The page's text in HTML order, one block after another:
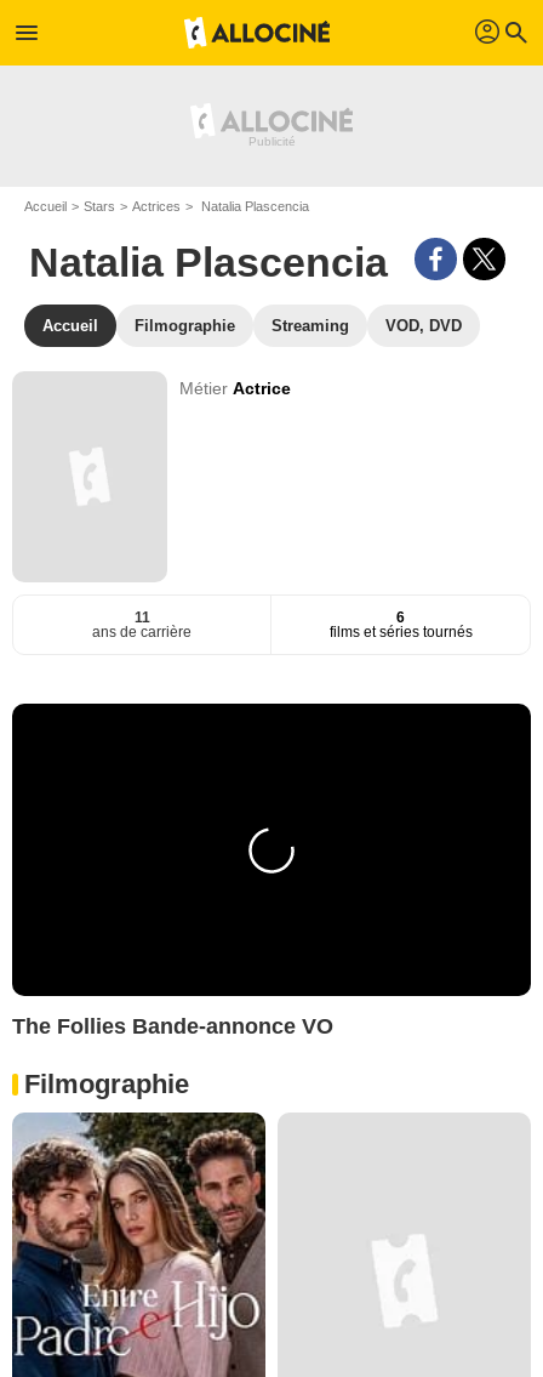
menu profil search
Accueil Stars Actrices Natalia Plascencia
Natalia Plascencia
Accueil Filmographie Streaming VOD, DVD
MétierActrice
11
ans de carrière
6
films et séries tournés
The Follies Bande-annonce VO
Filmographie